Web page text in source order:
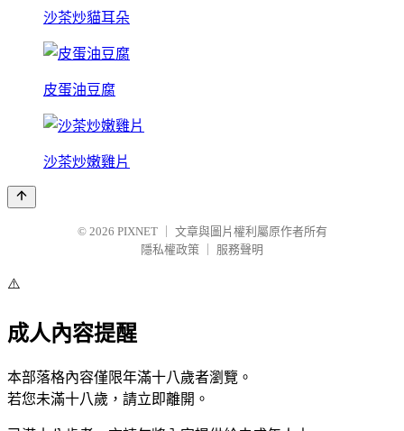
沙茶炒貓耳朵
皮蛋油豆腐
沙茶炒嫩雞片
© 2026 PIXNET
文章與圖片權利屬原作者所有
隱私權政策
服務聲明
⚠️
成人內容提醒
本部落格內容僅限年滿十八歲者瀏覽。
若您未滿十八歲，請立即離開。